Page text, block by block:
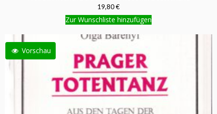
19,80 €
Zur Wunschliste hinzufügen
Vorschau